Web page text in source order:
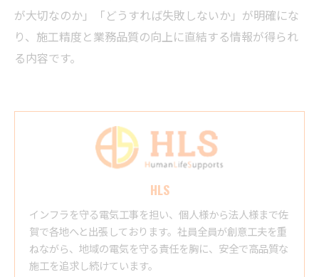
が大切なのか」「どうすれば失敗しないか」が明確にな
り、施工精度と業務品質の向上に直結する情報が得られ
る内容です。
HLS
インフラを守る電気工事を担い、個人様から法人様まで佐
賀で各地へと出張しております。社員全員が創意工夫を重
ねながら、地域の電気を守る責任を胸に、安全で高品質な
施工を追求し続けています。